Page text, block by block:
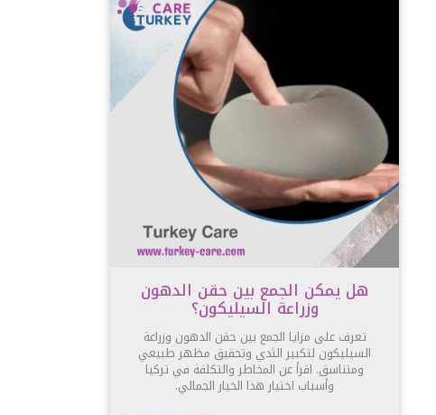
هل يمكن الجمع بين حقن الدهون
وزراعة السيليكون؟
تعرف على مزايا الجمع بين حقن الدهون وزراعة
السيليكون لتكبير الثدي وتحقيق مظهر طبيعي
ومتناسق. اقرأ عن المخاطر والتكلفة في تركيا
وأسباب اختيار هذا الخيار الجمالي.